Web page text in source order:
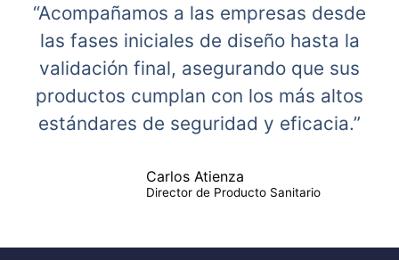
“Acompañamos a las empresas desde
las fases iniciales de diseño hasta la
validación final, asegurando que sus
productos cumplan con los más altos
estándares de seguridad y eficacia.”
Carlos Atienza
Director de Producto Sanitario